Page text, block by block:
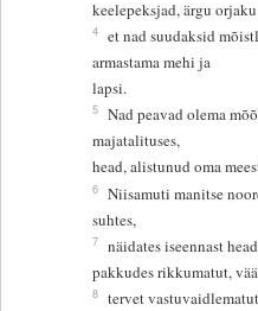
keelepeksjad, ärgu
4 et nad suudaksid
armastama mehi ja
lapsi.
5 Nad peavad olema
majatalituses,
head, alistunud oma
6 Niisamuti manitse
suhtes,
7 näidates iseennast
pakkudes rikkumatut,
8 tervet